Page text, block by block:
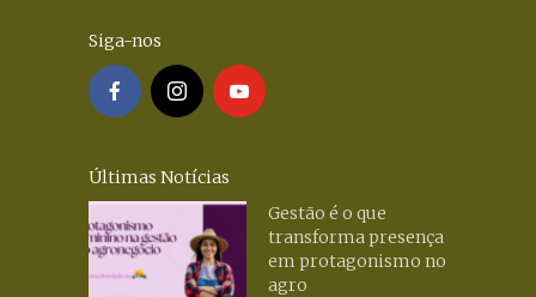
Siga-nos
Últimas Notícias
Gestão é o que
transforma presença
em protagonismo no
agro